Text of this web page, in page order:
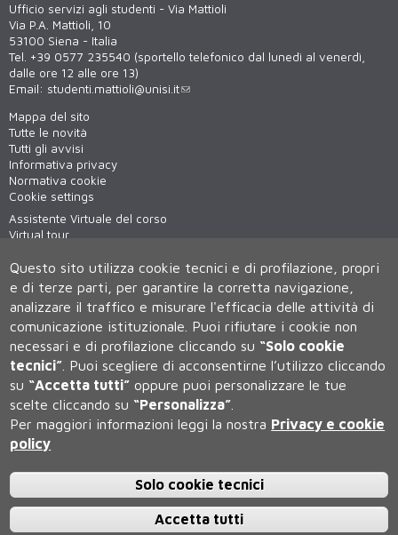
Ufficio servizi agli studenti - Via Mattioli
Via P.A. Mattioli, 10
53100 Siena - Italia
Tel. +39 0577 235540 (sportello telefonico dal lunedì al venerdì,
dalle ore 12 alle ore 13)
Email: studenti.mattioli@unisi.it
Mappa del sito
Tutte le novità
Tutti gli avvisi
Informativa privacy
Normativa cookie
Cookie settings
Assistente Virtuale del corso
Virtual tour
Università degli Studi di Siena
Rettorato, via Banchi di Sotto 55, 53100 Siena ITALIA
P.IVA 00273530527 | C.F. 80002070524 | Caselle Pec:Posta
Elettronica Certificata
0577 235555 (dal lunedì al venerdì dalle 9.30 alle 10.30)
Questo sito utilizza cookie tecnici e di profilazione, propri
e di terze parti, per garantire la corretta navigazione,
analizzare il traffico e misurare l'efficacia delle attività di
comunicazione istituzionale. Puoi rifiutare i cookie non
necessari e di profilazione cliccando su “Solo cookie
tecnici” Puoi scegliere di acconsentirne l’utilizzo cliccando
su “Accetta tutti” oppure puoi personalizzare le tue
scelte cliccando su “Personalizza”
Per maggiori informazioni leggi la nostra Privacy e cookie
policy
Solo cookie tecnici
Accetta tutti